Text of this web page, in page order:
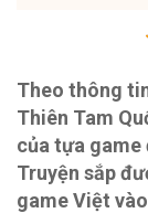
Theo thông
Thiên Tam
của tựa game
Truyện sắp
game Việt